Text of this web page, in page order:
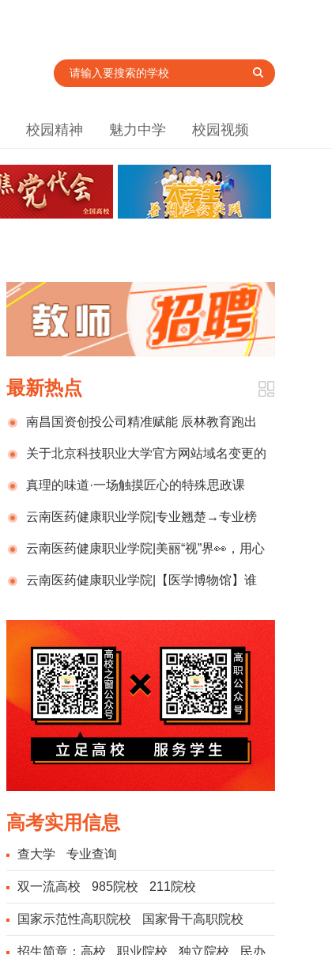
校园精神 魅力中学 校园视频
最新热点
南昌国资创投公司精准赋能 辰林教育跑出
发展“加速度”
关于北京科技职业大学官方网站域名变更的
公告真理的味道·一场触摸匠心的特殊思政课
——浙江东方职业技术学院劳模工匠馆开馆
暨“劳模精神进课堂”纪实
云南医药健康职业学院|专业翘楚→专业榜
首 双国奖→专升本全省第一 “时间诗人”许泽
青： 以心态执笔，用标准研墨，在光阴卷上孤
云南医药健康职业学院|美丽“视”界👀，用心
呵护，多一份关爱，多一份“睛”彩，一起守护眼
云南医药健康职业学院|【医学博物馆】谁
式」，越吃越轻盈！
高考实用信息
查大学 专业查询
双一流高校 985院校 211院校
国家示范性高职院校 国家骨干高职院校
招生简章： 高校 职业院校 独立院校 民办